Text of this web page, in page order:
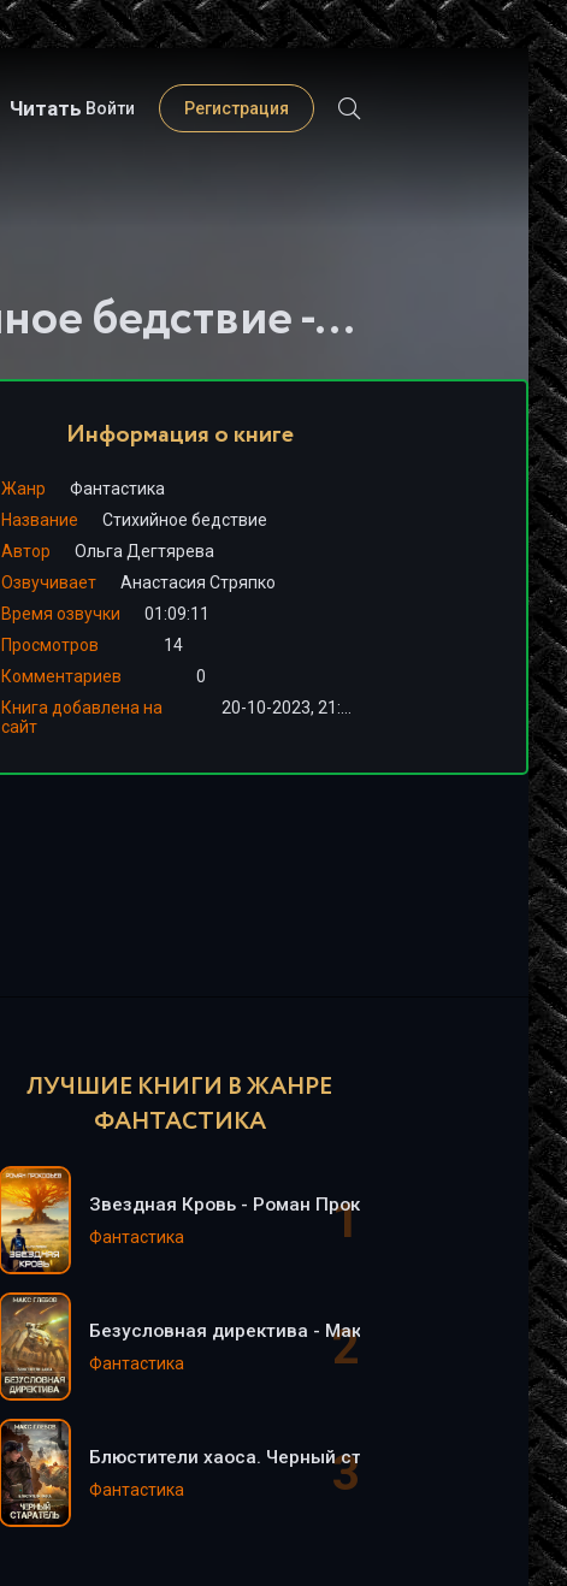
Читать Войти Регистрация
Слушать книгу - "Стихийное бедствие - Ольга Дегтярева"
Информация о книге
Жанр
Фантастика
Название
Стихийное бедствие
Автор
Ольга Дегтярева
Озвучивает
Анастасия Стряпко
Время озвучки
01:09:11
Просмотров
14
Комментариев
0
Книга добавлена на
сайт
ЛУЧШИЕ КНИГИ В ЖАНРЕ
ФАНТАСТИКА
Звездная Кровь - Роман Прокофьев
Фантастика
Безусловная директива - Макс Глебов (5)
Фантастика
Блюстители хаоса. Черный старатель - Макс
Фантастика